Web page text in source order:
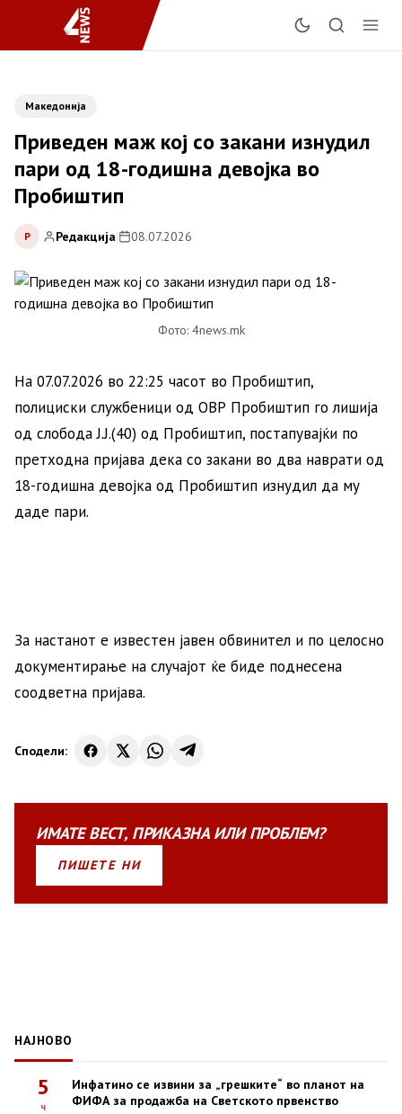
Македонија
Приведен маж кој со закани изнудил
пари од 18-годишна девојка во
Пробиштип
Р Редакција| 08.07.2026
Фото: 4news.mk
На 07.07.2026 во 22:25 часот во Пробиштип,
полициски службеници од ОВР Пробиштип го лишија
од слобода Ј.Ј.(40) од Пробиштип, постапувајќи по
претходна пријава дека со закани во два наврати од
18-годишна девојка од Пробиштип изнудил да му
даде пари.
За настанот е известен јавен обвинител и по целосно
документирање на случајот ќе биде поднесена
соодветна пријава.
Сподели:
ИМАТЕВЕСТ, ПРИКАЗНАИЛИПРОБЛЕМ?
ПИШЕТЕ НИ
НАЈНОВО
5
ч
Инфатино се извини за „грешките“ во планот на
ФИФА за продажба на Светското првенство